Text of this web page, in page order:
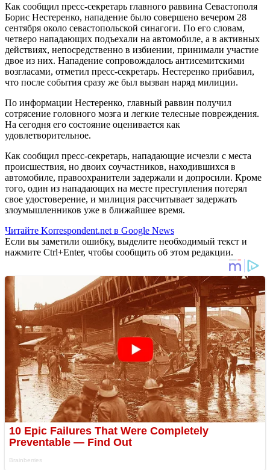
Как сообщил пресс-секретарь главного раввина Севастополя
Борис Нестеренко, нападение было совершено вечером 28
сентября около севастопольской синагоги. По его словам,
четверо нападающих подъехали на автомобиле, а в активных
действиях, непосредственно в избиении, принимали участие
двое из них. Нападение сопровождалось антисемитскими
возгласами, отметил пресс-секретарь. Нестеренко прибавил,
что после события сразу же был вызван наряд милиции.
По информации Нестеренко, главный раввин получил
сотрясение головного мозга и легкие телесные повреждения.
На сегодня его состояние оценивается как
удовлетворительное.
Как сообщил пресс-секретарь, нападающие исчезли с места
происшествия, но двоих соучастников, находившихся в
автомобиле, правоохранители задержали и допросили. Кроме
того, один из нападающих на месте преступления потерял
свое удостоверение, и милиция рассчитывает задержать
злоумышленников уже в ближайшее время.
Читайте Korrespondent.net в Google News
Если вы заметили ошибку, выделите необходимый текст и
нажмите Ctrl+Enter, чтобы сообщить об этом редакции.